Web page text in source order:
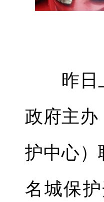
昨日上
政府主办
护中心）
名城保